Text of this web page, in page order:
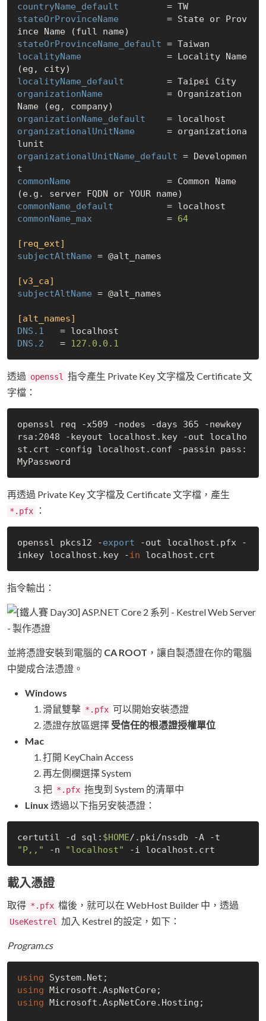
countryName_default
         = TW
stateOrProvinceName
         = State or Prov
stateOrProvinceName_default
localityName
                = Locality Name
localityName_default
        = Taipei City
organizationName
            = Organization
organizationName_default
organizationalUnitName
      = organizationa
organizationalUnitName_default = Developmen
commonName
                  = Common Name
commonName_default
commonName_max
              =
64
[req_ext]
subjectAltName = @alt_names
[v3_ca]
subjectAltName = @alt_names
[alt_names]
DNS.1
DNS.2
   =
127.0 . 0.1
透過 openssl 指令產生 Private Key 文字檔及 Certificate 文
字檔：
openssl req -x509 -nodes -days 365 -newkey
rsa:2048 -keyout localhost.key -out localho
st.crt -config localhost.conf -passin pass:
再透過 Private Key 文字檔及 Certificate 文字檔，產生
*.pfx ：
openssl pkcs12 -export -out localhost.pfx -
inkey localhost.key -in
指令輸出：
並將憑證安裝到電腦的 CA ROOT ，讓自製憑證在你的電腦
中變成合法憑證。
Windows
滑鼠雙擊 *.pfx 可以開始安裝憑證
憑證存放區選擇 受信任的根憑證授權單位
Mac
打開 KeyChain Access
再左側欄選擇 System
把 *.pfx 拖曳到 System 的清單中
Linux 透過以下指另安裝憑證：
certutil -d sql: $HOME
"P,," -n "localhost"
載入憑證
取得 *.pfx 檔後，就可以在 WebHost Builder 中，透過
UseKestrel 加入 Kestrel 的設定，如下：
Program.cs
using
using
using Microsoft.AspNetCore.Hosting;